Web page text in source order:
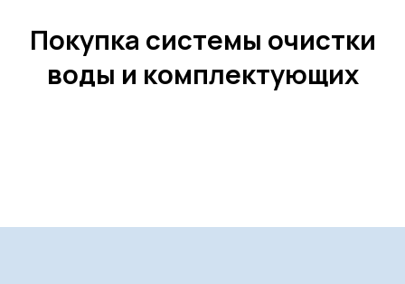
7-ступенчатая система
очистки воды «Sevenaqua»